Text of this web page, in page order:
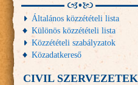
Általános közzétételi lista
Különös közzétételi lista
Közzétételi szabályzatok
Közadatkereső
CIVIL SZERVEZETEK